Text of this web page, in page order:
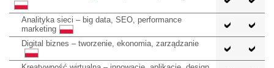
Analityka sieci – big data, SEO, performance
marketing
Digital biznes – tworzenie, ekonomia, zarządzanie